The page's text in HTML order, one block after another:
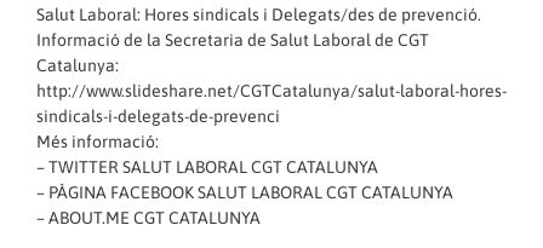
Salut Laboral: Hores sindicals i Delegats/des de prevenció.
Informació de la Secretaria de Salut Laboral de CGT
Catalunya:
http://www.slideshare.net/CGTCatalunya/salut-laboral-hores-
sindicals-i-delegats-de-prevenci
Més informació:
–TWITTER SALUT LABORAL CGT CATALUNYA
– PÀGINA FACEBOOK SALUT LABORAL CGT CATALUNYA
–ABOUT.ME CGT CATALUNYA